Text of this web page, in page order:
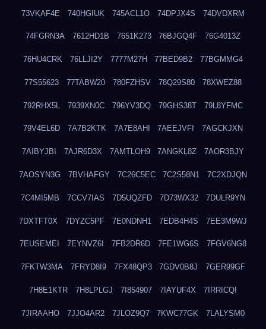
73VKAF4E 740HGIUK 745ACL1O 74DPJX4S 74DVDXRM
74FGRN3A 7612HD1B 7651K273 76BJGQ4F 76G4013Z
76HU4CRK 76LLJI2Y 7777M27H 77BED9B2 77BGMMG4
77S55623 77TABW20 780FZHSV 78Q29S80 78XWEZ88
792RHX5L 7939XN0C 796YV3DQ 79GHS38T 79L8YFMC
79V4EL6D 7A7B2KTK 7A7E8AHI 7AEEJVFI 7AGCKJXN
7AIBYJBI 7AJR6D3X 7AMTLOH9 7ANGKL8Z 7AOR3BJY
7AOSYN3G 7BVHAFGY 7C26C5EC 7C2S58N1 7C2XDJQN
7C4MI5MB 7CCV7IAS 7D5UQZFD 7D73WX32 7DULR9YN
7DXTFT0X 7DYZC5PF 7E0NDNH1 7EDB4H4S 7EE3M9WJ
7EUSEMEI 7EYNVZ6I 7FB2DR6D 7FE1WG6S 7FGV6NG8
7FKTW3MA 7FRYD8I9 7FX48QP3 7GDV0B8J 7GER99GF
7H8E1KTR 7H8LPLGJ 7I854907 7IAYUF4X 7IRRICQI
7JIRAAHO 7JJO4AR2 7JLOZ9Q7 7KWC77GK 7LALYSM0